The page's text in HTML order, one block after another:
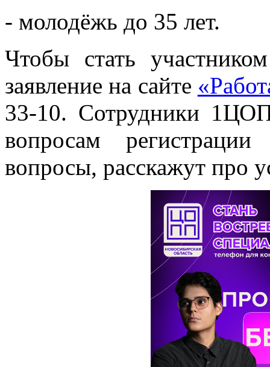
- молодёжь до 35 лет.
Чтобы стать
заявление на сайте
33-10. Сотрудники
вопросам
вопросы, расскажут про